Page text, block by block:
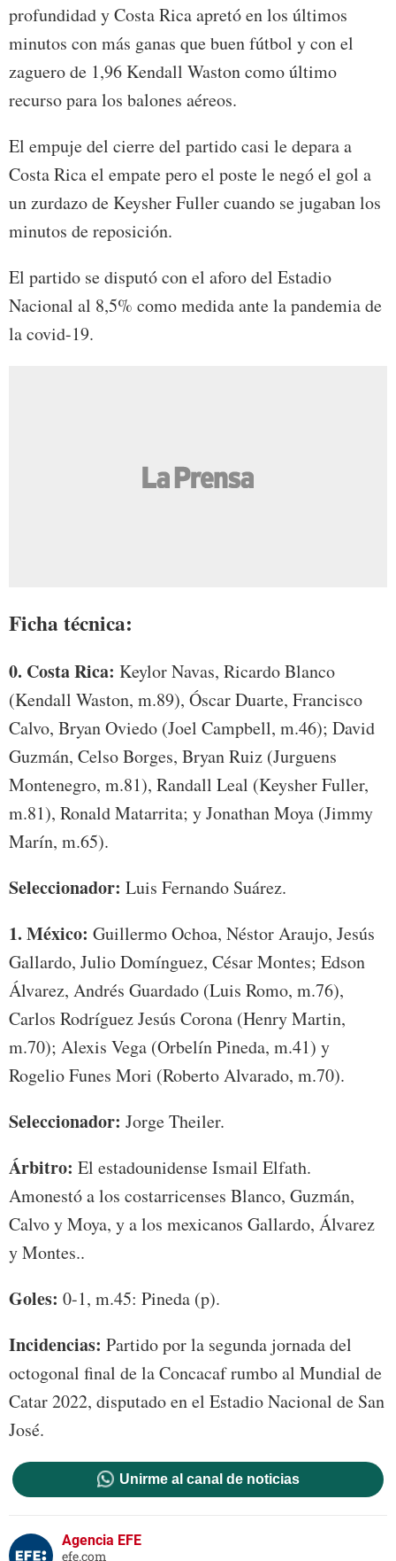
profundidad y Costa Rica apretó en los últimos
minutos con más ganas que buen fútbol y con el
zaguero de 1,96 Kendall Waston como último
recurso para los balones aéreos.
El empuje del cierre del partido casi le depara a
Costa Rica el empate pero el poste le negó el gol a
un zurdazo de Keysher Fuller cuando se jugaban los
minutos de reposición.
El partido se disputó con el aforo del Estadio
Nacional al 8,5% como medida ante la pandemia de
la covid-19.
Ficha técnica:
0. Costa Rica: Keylor Navas, Ricardo Blanco
(Kendall Waston, m.89), Óscar Duarte, Francisco
Calvo, Bryan Oviedo (Joel Campbell, m.46); David
Guzmán, Celso Borges, Bryan Ruiz (Jurguens
Montenegro, m.81), Randall Leal (Keysher Fuller,
m.81), Ronald Matarrita; y Jonathan Moya (Jimmy
Marín, m.65).
Seleccionador: Luis Fernando Suárez.
1. México: Guillermo Ochoa, Néstor Araujo, Jesús
Gallardo, Julio Domínguez, César Montes; Edson
Álvarez, Andrés Guardado (Luis Romo, m.76),
Carlos Rodríguez Jesús Corona (Henry Martin,
m.70); Alexis Vega (Orbelín Pineda, m.41) y
Rogelio Funes Mori (Roberto Alvarado, m.70).
Seleccionador: Jorge Theiler.
Árbitro: El estadounidense Ismail Elfath.
Amonestó a los costarricenses Blanco, Guzmán,
Calvo y Moya, y a los mexicanos Gallardo, Álvarez
y Montes..
Goles: 0-1, m.45: Pineda (p).
Incidencias: Partido por la segunda jornada del
octogonal final de la Concacaf rumbo al Mundial de
Catar 2022, disputado en el Estadio Nacional de San
José.
Unirme al canal de noticias
Agencia EFE
efe.com